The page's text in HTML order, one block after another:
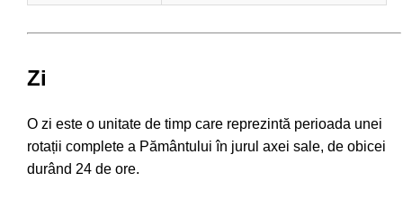
Zi
O zi este o unitate de timp care reprezintă perioada unei
rotații complete a Pământului în jurul axei sale, de obicei
durând 24 de ore.